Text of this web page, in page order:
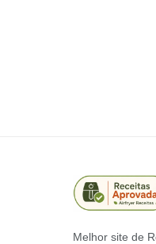
Melhor site de